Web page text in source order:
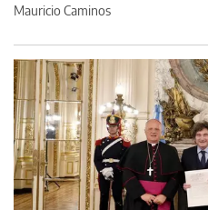
Mauricio Caminos